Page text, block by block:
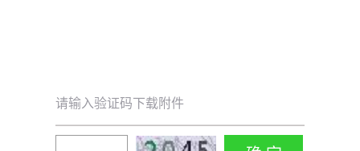
请输入验证码下载附件